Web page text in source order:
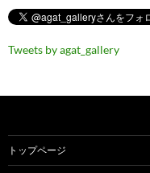
Tweets by agat_gallery
トップページ